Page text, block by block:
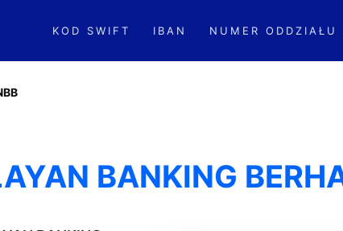
KOD SWIFT IBAN NUMER ODDZIAŁU
BANKING